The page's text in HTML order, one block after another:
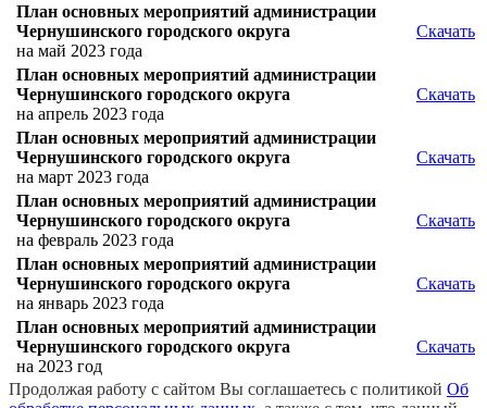
План основных мероприятий администрации
Чернушинского городского округа
на май 2023 года
Скачать
План основных мероприятий администрации
Чернушинского городского округа
на апрель 2023 года
Скачать
План основных мероприятий администрации
Чернушинского городского округа
на март 2023 года
Скачать
План основных мероприятий администрации
Чернушинского городского округа
на февраль 2023 года
Скачать
План основных мероприятий администрации
Чернушинского городского округа
на январь 2023 года
Скачать
План основных мероприятий администрации
Чернушинского городского округа
на 2023 год
Скачать
Продолжая работу с сайтом Вы соглашаетесь с политикой Об